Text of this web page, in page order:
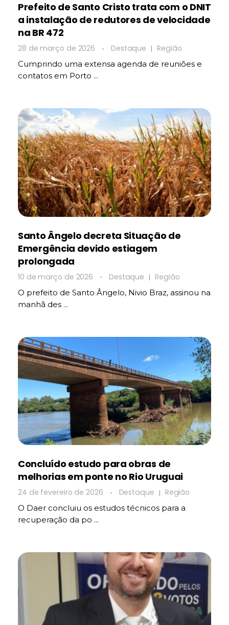
Prefeito de Santo Cristo trata com o DNIT
a instalação de redutores de velocidade
na BR 472
28 de março de 2026 Destaque Região
Cumprindo uma extensa agenda de reuniões e
contatos em Porto ...
Santo Ângelo decreta Situação de
Emergência devido estiagem
prolongada
10 de março de 2026 Destaque Região
O prefeito de Santo Ângelo, Nivio Braz, assinou na
manhã des ...
Concluído estudo para obras de
melhorias em ponte no Rio Uruguai
24 de fevereiro de 2026 Destaque Região
O Daer concluiu os estudos técnicos para a
recuperação da po ...